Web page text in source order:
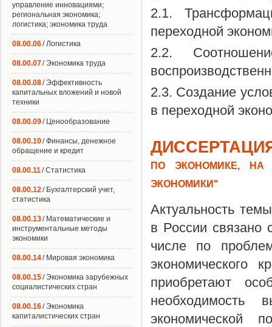
2.1.
переходной
2.2.
2.3. Создание
в переходной
ПО ЭКОНОМИКЕ, НА
ЭКОНОМИКИ"
Актуальность
в России связано
числе по
экономического
приобретают
необходимость
экономической
управление инновациями;
региональная экономика;
логистика; экономика труда
08.00.06/ Логистика
08.00.07/ Экономика труда
08.00.08/ Эффективность
капитальных вложений и новой
техники
08.00.09/ Ценообразование
08.00.10/ Финансы, денежное
обращение и кредит
08.00.11/ Статистика
08.00.12/ Бухгалтерский учет,
статистика
08.00.13/ Математические и
инструментальные методы
экономики
08.00.14/ Мировая экономика
08.00.15/ Экономика зарубежных
социалистических стран
08.00.16/ Экономика
капиталистических стран